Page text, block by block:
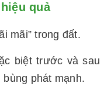
quả
mãi” trong đất.
biệt trước và sau
phát mạnh.